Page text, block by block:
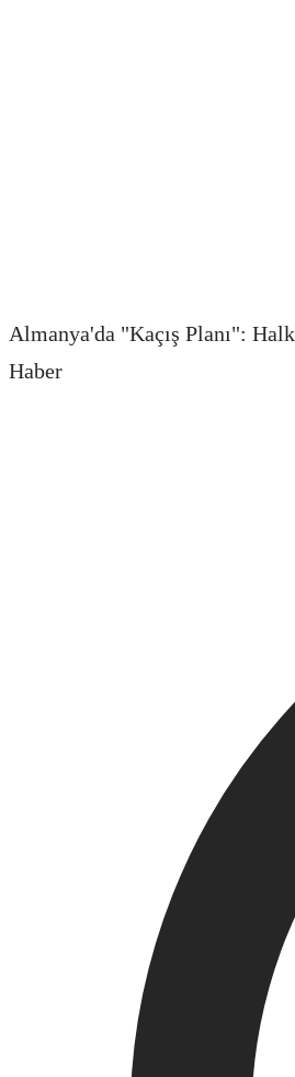
Almanya'da "Kaçış Planı":
Haber